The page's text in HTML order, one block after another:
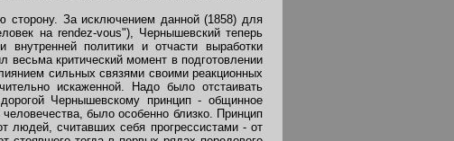
сторону. За исключением данной (1858) для
на rendez-vous"), Чернышевский теперь
политики и отчасти выработки
весьма критический момент в подготовлении
сильных связями своими реакционных
искаженной. Надо было отстаивать
Чернышевскому принцип - общинное
было особенно близко. Принцип
людей, считавших себя прогрессистами - от